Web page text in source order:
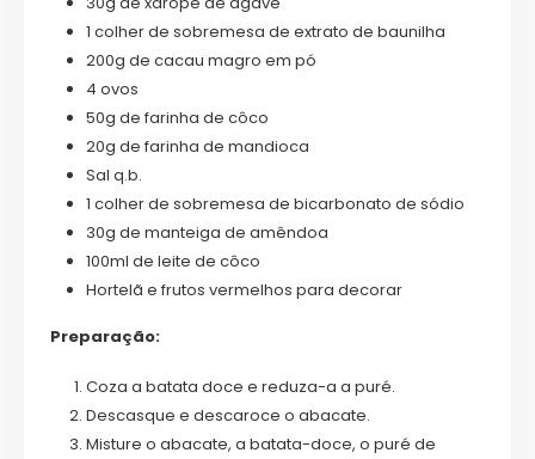
1 colher de sobremesa de extrato de baunilha
200g de cacau magro em pó
4 ovos
50g de farinha de côco
20g de farinha de mandioca
Sal q.b.
1 colher de sobremesa de bicarbonato de sódio
30g de manteiga de amêndoa
100ml de leite de côco
Hortelã e frutos vermelhos para decorar
Preparação:
Coza a batata doce e reduza-a a puré.
Descasque e descaroce o abacate.
Misture o abacate, a batata-doce, o puré de